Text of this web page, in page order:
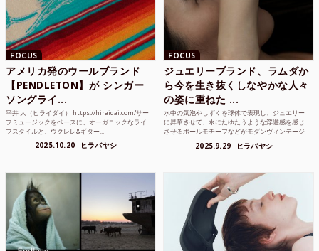
FOCUS
アメリカ発のウールブランド
【PENDLETON】が シンガー
ソングライ...
平井 大（ヒライダイ） https://hiraidai.com/サー
フミュージックをベースに、オーガニックなライ
フスタイルと、ウクレレ&ギター...
2025.10.20 ヒラバヤシ
FOCUS
ジュエリーブランド、ラムダか
ら今を生き抜くしなやかな人々
の姿に重ねた ...
水中の気泡やしずくを球体で表現し、ジュエリー
に昇華させて、水にたゆたうような浮遊感を感じ
させるボールモチーフなどがモダンヴィンテージ
2025.9.29 ヒラバヤシ